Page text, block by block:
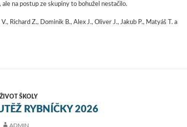
ale na postup ze skupiny to bohužel nestačilo.
V., Richard Z., Dominik B., Alex J., Oliver J., Jakub P., Matyáš T. a
ŽIVOT ŠKOLY
RYBNÍČKY 2026
ADMIN